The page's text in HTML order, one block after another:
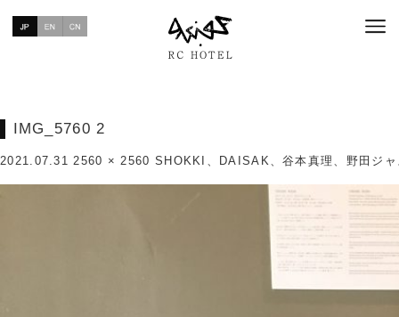
IMG_5760 2
2021.07.31 2560 × 2560 SHOKKI、DAISAK、谷本真理、野田ジ